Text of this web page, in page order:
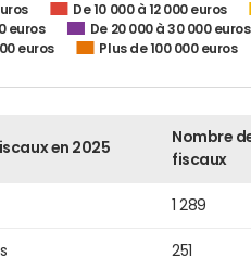
De 10 000 à 12 000 euros
euros
De 20 000 à 30 000 euros
euros
Plus de 100 000 euros
en 2025
Nombre
fiscaux
1 289
251